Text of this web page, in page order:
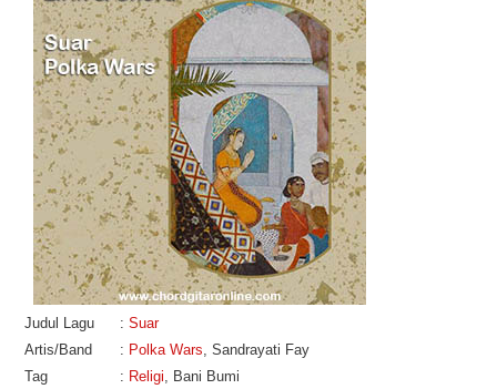
Judul Lagu : Suar
Artis/Band
: Polka Wars , Sandrayati Fay
Tag
: Religi , Bani Bumi